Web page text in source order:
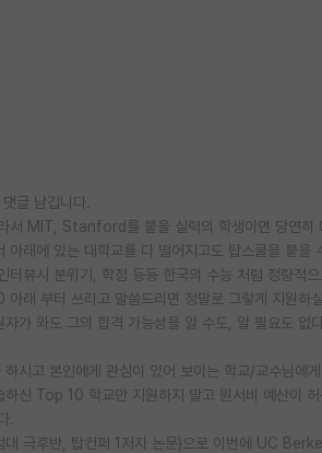
글 남깁니다.
라서 MIT, Stanford를 붙을 실력의 학생이면 당연
래에 있는 대학교를 다 떨어지고도 탑스쿨을 붙을
뷰시 분위기, 학점 등등 한국의 수능 처럼 정량적
래 부터 쓰라고 말씀드리면 정말로 그렇게 지원
가 와도 그의 합격 가능성을 알 수도, 알 필요도 없
시고 본인에게 관심이 있어 보이는 학교/교수님에
신 Top 10 학교만 지원하지 말고 원서비 예산이
대 극후반, 탑컨퍼 1저자 논문)으로 이번에 UC